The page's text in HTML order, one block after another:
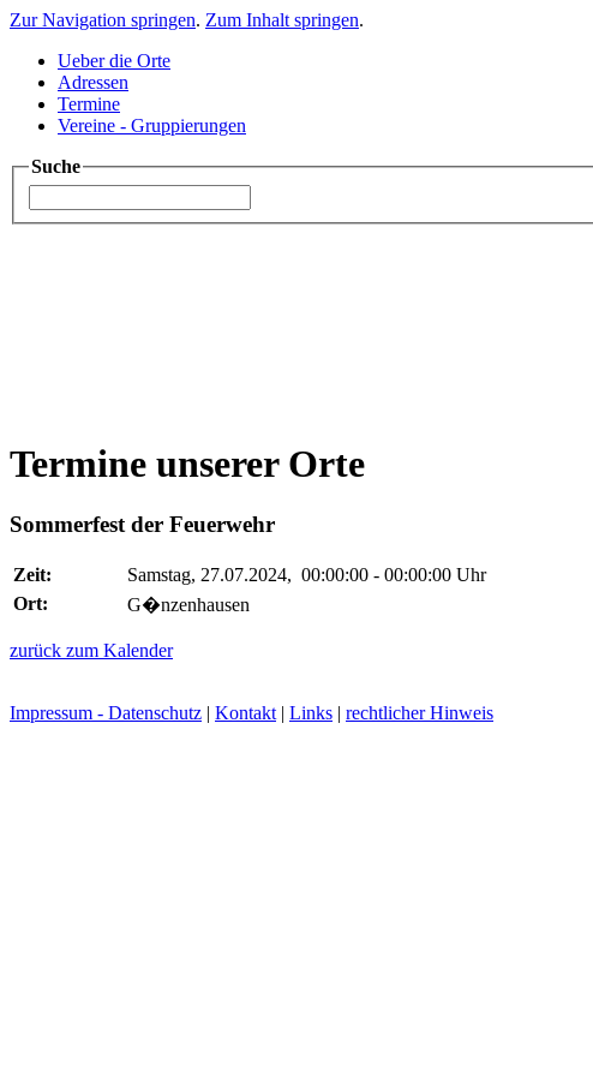
Zur Navigation springen. Zum Inhalt springen.
Ueber die Orte
Adressen
Termine
Vereine - Gruppierungen
Suche
Termine unserer Orte
Sommerfest der Feuerwehr
Zeit:
Samstag, 27.07.2024, 00:00:00 - 00:00:00 Uhr
Ort:
G�nzenhausen
zurück zum Kalender
Impressum - Datenschutz | Kontakt | Links | rechtlicher Hinweis